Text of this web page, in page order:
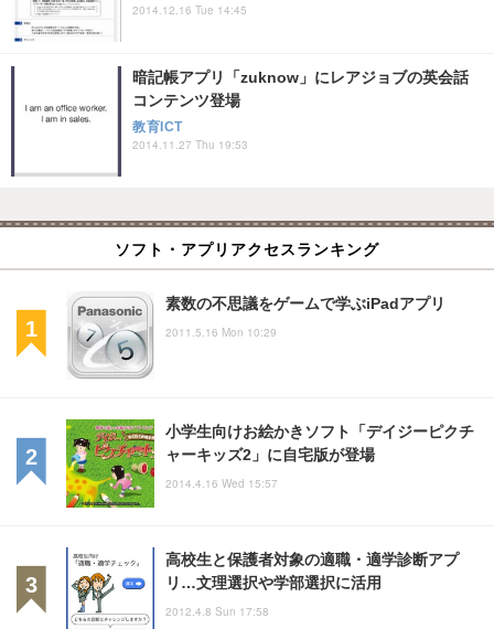
2014.12.16 Tue 14:45
暗記帳アプリ「zuknow」にレアジョブの英会話
コンテンツ登場
教育ICT
2014.11.27 Thu 19:53
ソフト・アプリアクセスランキング
素数の不思議をゲームで学ぶiPadアプリ
2011.5.16 Mon 10:29
小学生向けお絵かきソフト「デイジーピクチ
ャーキッズ2」に自宅版が登場
2014.4.16 Wed 15:57
高校生と保護者対象の適職・適学診断アプ
リ…文理選択や学部選択に活用
2012.4.8 Sun 17:58